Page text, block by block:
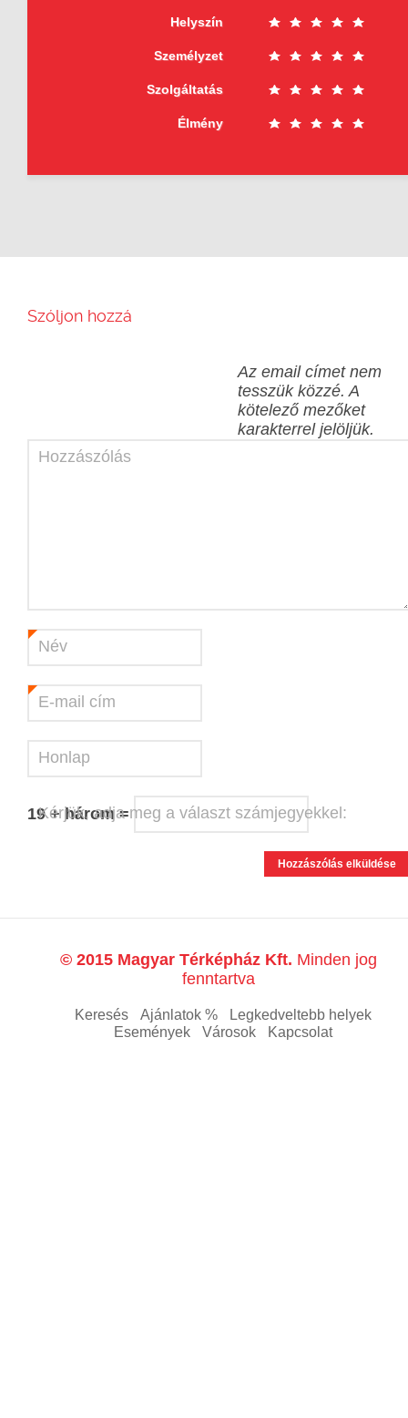
Helyszín
Személyzet
Szolgáltatás
Élmény
Szóljon hozzá
Az email címet nem
tesszük közzé. A
kötelező mezőket
karakterrel jelöljük.
Hozzászólás
Név
E-mail cím
Honlap
Kérjük, adja meg a választ számjegyekkel:
19 + három =
© 2015 Magyar Térképház Kft. Minden jog
fenntartva
Keresés Ajánlatok %
Legkedveltebb helyek
Események
Városok Kapcsolat